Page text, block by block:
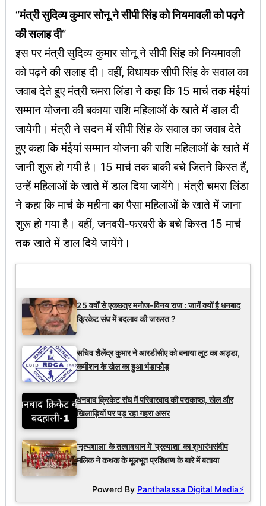
“मंत्री सुदिव्य कुमार सोनू ने सीपी सिंह को नियमावली को पढ़ने
की सलाह दी“
इस पर मंत्री सुदिव्य कुमार सोनू ने सीपी सिंह को नियमावली
को पढ़ने की सलाह दी। वहीं, विधायक सीपी सिंह के सवाल का
जवाब देते हुए मंत्री चमरा लिंडा ने कहा कि 15 मार्च तक मंईयां
सम्मान योजना की बकाया राशि महिलाओं के खाते में डाल दी
जायेगी। मंत्री ने सदन में सीपी सिंह के सवाल का जवाब देते
हुए कहा कि मंईयां सम्मान योजना की राशि महिलाओं के खाते में
जानी शुरू हो गयी है। 15 मार्च तक बाकी बचे जितने किस्त हैं,
उन्हें महिलाओं के खाते में डाल दिया जायेंगे। मंत्री चमरा लिंडा
ने कहा कि मार्च के महीना का पैसा महिलाओं के खाते में जाना
शुरू हो गया है। वहीं, जनवरी-फरवरी के बचे किस्त 15 मार्च
तक खाते में डाल दिये जायेंगे।
25 वर्षों से एकछत्र मनोज-विनय राज : जानें क्यों है धनबाद
क्रिकेट संघ में बदलाव की जरूरत ?
सचिव शैलेंद्र कुमार ने आरडीसीए को बनाया लूट का अड्डा,
कमीशन के खेल का हुआ भंडाफोड़
धनबाद क्रिकेट संघ में परिवारवाद की पराकाष्ठा, खेल और
खिलाड़ियों पर पड़ रहा गहरा असर
‘नृत्यशाला’ के तत्वावधान में ‘प्रत्याशा’ का शुभारंभसंदीप
मलिक ने कथक के मूलभूत प्रशिक्षण के बारे में बताया
Powerd By Panthalassa Digital Media⚡